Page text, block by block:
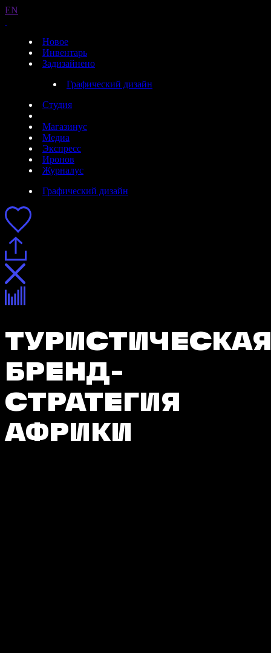
EN
Новое
Инвентарь
Задизайнено
Графический дизайн
Студия
Магазинус
Медиа
Экспресс
Иронов
Журналус
Графический дизайн
БРЕНД-
СТРАТЕГИЯ
АФРИКИ